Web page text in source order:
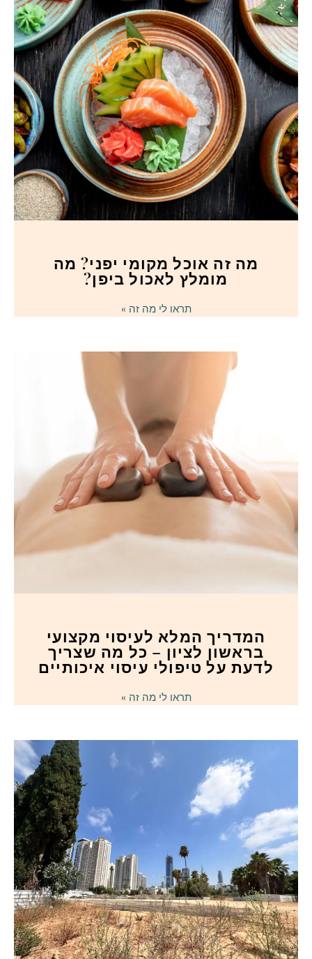
מה זה אוכל מקומי יפני? מה
מומלץ לאכול ביפן?
תראו לי מה זה »
המדריך המלא לעיסוי מקצועי
בראשון לציון – כל מה שצריך
לדעת על טיפולי עיסוי איכותיים
תראו לי מה זה »